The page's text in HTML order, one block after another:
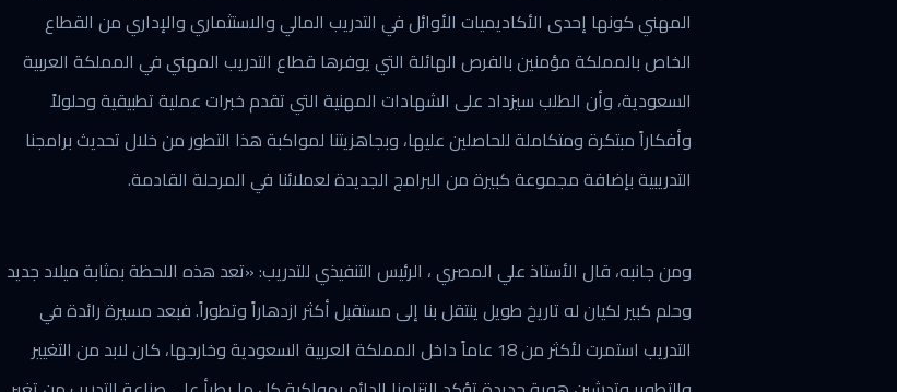
المهني كونها إحدى الأكاديميات الأوائل في التدريب المالي والاستثماري والإداري من القطاع
الخاص بالمملكة مؤمنين بالفرص الهائلة التي يوفرها قطاع التدريب المهني في المملكة العربية
السعودية، وأن الطلب سيزداد على الشهادات المهنية التي تقدم خبرات عملية تطبيقية وحلولاً
وأفكاراً مبتكرة ومتكاملة للحاصلين عليها، وبجاهزيتنا لمواكبة هذا التطور من خلال تحديث برامجنا
التدريبية بإضافة مجموعة كبيرة من البرامج الجديدة لعملائنا في المرحلة القادمة.
ومن جانبه، قال الأستاذ علي المصري ، الرئيس التنفيذي للتدريب: «تعد هذه اللحظة بمثابة ميلاد جديد
وحلم كبير لكيان له تاريخ طويل ينتقل بنا إلى مستقبل أكثر ازدهاراً وتطوراً. فبعد مسيرة رائدة في
التدريب استمرت لأكثر من 18 عاماً داخل المملكة العربية السعودية وخارجها، كان لابد من التغيير